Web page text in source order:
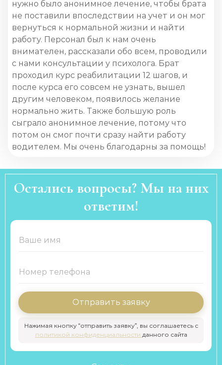
нужно было анонимное лечение, чтобы брата
не поставили впоследствии на учет и он мог
вернуться к нормальной жизни и найти
работу. Персонал был к нам очень
внимателен, рассказали обо всем, проводили
с нами консультации у психолога. Брат
проходил курс реабилитации 12 шагов, и
после курса его совсем не узнать, вышел
другим человеком, появилось желание
нормально жить. Также большую роль
сыграло анонимное лечение, потому что
потом он смог почти сразу найти работу
водителем. Мы очень благодарны за помощь!
Остались вопросы? Мы на них
ответим!
Отправить заявку
Нажимая кнопку “отправить заявку”, вы соглашаетесь с
политикой конфиденциальности данного сайта